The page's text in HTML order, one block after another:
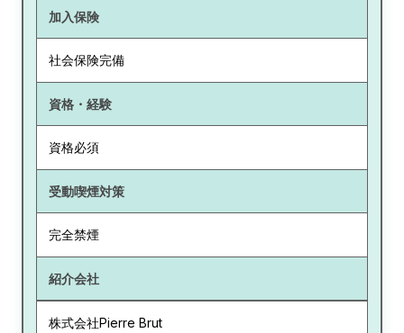
加入保険
社会保険完備
資格・経験
資格必須
受動喫煙対策
完全禁煙
紹介会社
株式会社Pierre Brut